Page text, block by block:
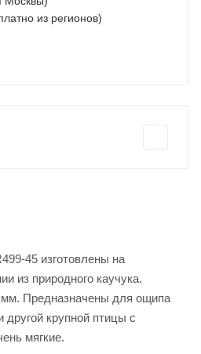
из регионов)
45 изготовлены на
из природного каучука.
Предназначены для ощипа
другой крупной птицы с
мягкие.